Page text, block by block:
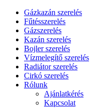
Gázkazán szerelés
Fűtésszerelés
Gázszerelés
Kazán szerelés
Bojler szerelés
Vízmelegítő szerelés
Radiátor szerelés
Cirkó szerelés
Rólunk
Ajánlatkérés
Kapcsolat